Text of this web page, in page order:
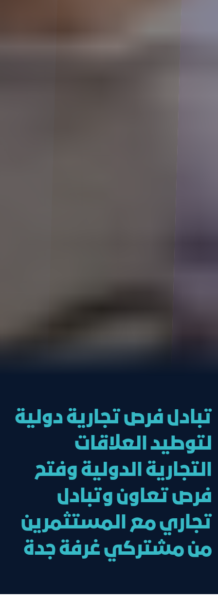
تبادل فرص تجارية دولية
لتوطيد العلاقات
التجارية الدولية وفتح
فرص تعاون وتبادل
تجاري مع المستثمرين
من مشتركي غرفة جدة